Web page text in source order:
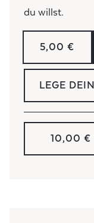
du willst.
5,00 €
LEGE
10,00 €